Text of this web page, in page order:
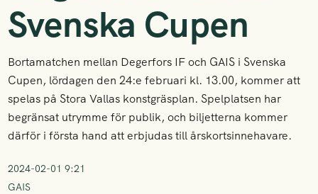
Svenska Cupen
Bortamatchen mellan Degerfors IF och GAIS i Svenska
Cupen, lördagen den 24:e februari kl. 13.00, kommer att
spelas på Stora Vallas konstgräsplan. Spelplatsen har
begränsat utrymme för publik, och biljetterna kommer
därför i första hand att erbjudas till årskortsinnehavare.
2024-02-01 9:21
GAIS